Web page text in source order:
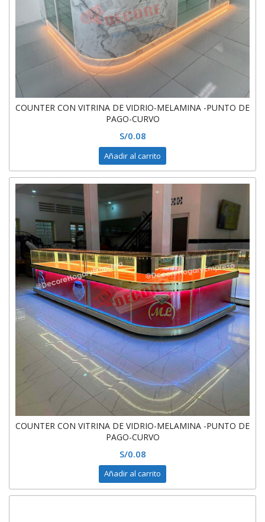
COUNTER CON VITRINA DE VIDRIO-MELAMINA -PUNTO DE
PAGO-CURVO
S/0.08
Añadir al carrito
COUNTER CON VITRINA DE VIDRIO-MELAMINA -PUNTO DE
PAGO-CURVO
S/0.08
Añadir al carrito